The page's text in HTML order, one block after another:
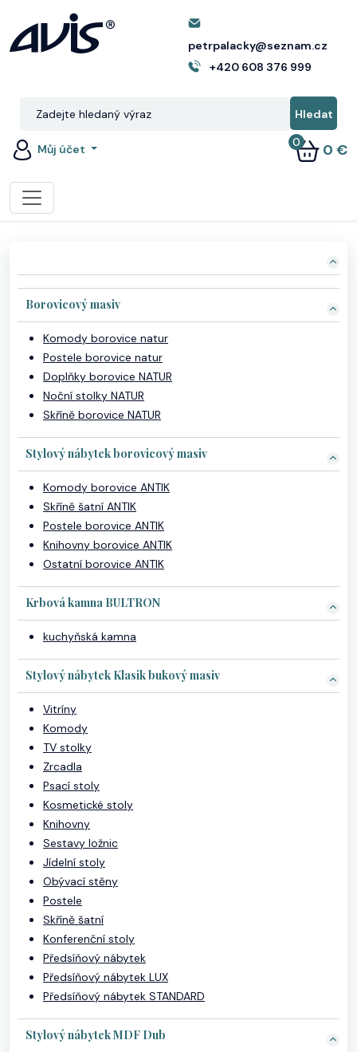
petrpalacky@seznam.cz
+420 608 376 999
Můj účet 0 €
0
Borovicový masiv
Komody borovice natur
Postele borovice natur
Doplňky borovice NATUR
Noční stolky NATUR
Skříně borovice NATUR
Stylový nábytek borovicový masiv
Komody borovice ANTIK
Skříně šatní ANTIK
Postele borovice ANTIK
Knihovny borovice ANTIK
Ostatní borovice ANTIK
Krbová kamna BULTRON
kuchyňská kamna
Stylový nábytek Klasik bukový masiv
Vitríny
Komody
TV stolky
Zrcadla
Psací stoly
Kosmetické stoly
Knihovny
Sestavy ložnic
Jídelní stoly
Obývací stěny
Postele
Skříně šatní
Konferenční stoly
Předsíňový nábytek
Předsíňový nábytek LUX
Předsíňový nábytek STANDARD
Stylový nábytek MDF Dub